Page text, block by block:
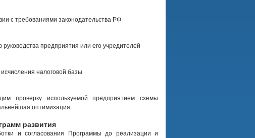
с требованиями законодательства РФ
предприятия или его учредителей
налоговой базы
проверку используемой предприятием схемы
оптимизация.
развития
и согласования Программы до реализации и